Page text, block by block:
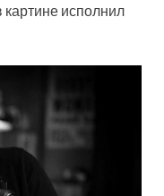
исполнил